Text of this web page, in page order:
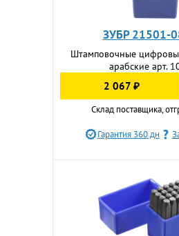
ЗУБР 21501-
Штамповочные
арабские арт.
2 067 ₽
Склад поставщика,
Гарантия 360 дн